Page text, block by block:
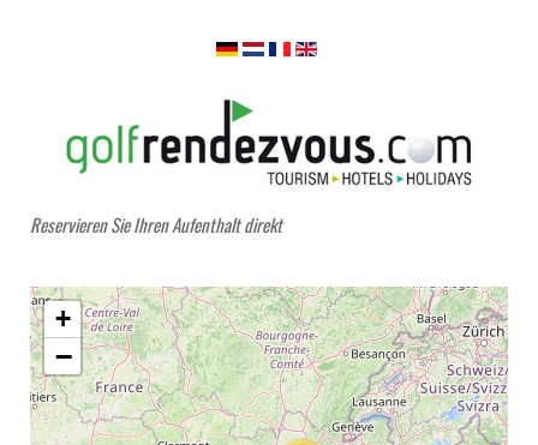
Reservieren Sie Ihren Aufenthalt direkt
+
−